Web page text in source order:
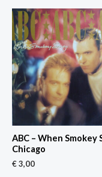
ABC – When Smokey
Chicago
€3,00